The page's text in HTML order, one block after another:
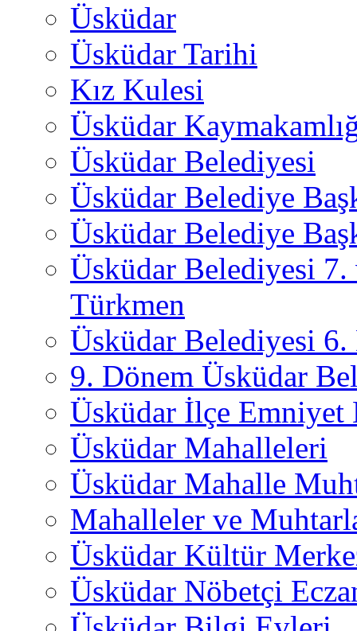
Üsküdar
Üsküdar Tarihi
Kız Kulesi
Üsküdar
Üsküdar Belediyesi
Üsküdar Belediye
Üsküdar Belediye
Üsküdar Belediyesi
Türkmen
Üsküdar Belediyesi 6.
9. Dönem Üsküdar
Üsküdar İlçe
Üsküdar Mahalleleri
Üsküdar Mahalle
Mahalleler ve
Üsküdar Kültür
Üsküdar Nöbetçi